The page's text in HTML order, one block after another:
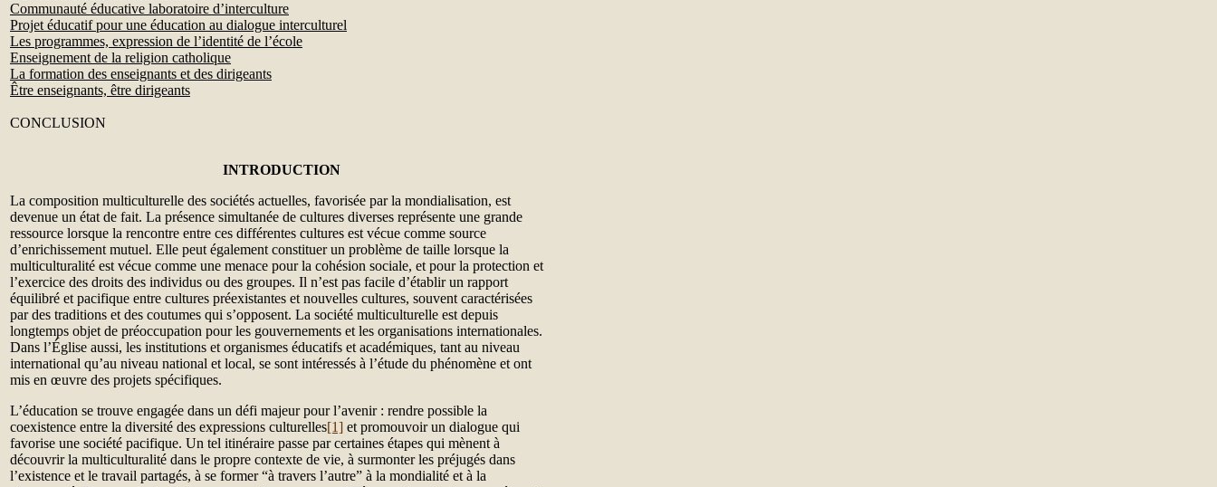
Communauté éducative laboratoire d’interculture
Projet éducatif pour une éducation au dialogue interculturel
Les programmes, expression de l’identité de l’école
Enseignement de la religion catholique
La formation des enseignants et des dirigeants
Être enseignants, être dirigeants
CONCLUSION
INTRODUCTION
La composition multiculturelle des sociétés actuelles, favorisée par la mondialisation, est
devenue un état de fait. La présence simultanée de cultures diverses représente une grande
ressource lorsque la rencontre entre ces différentes cultures est vécue comme source
d’enrichissement mutuel. Elle peut également constituer un problème de taille lorsque la
multiculturalité est vécue comme une menace pour la cohésion sociale, et pour la protection et
l’exercice des droits des individus ou des groupes. Il n’est pas facile d’établir un rapport
équilibré et pacifique entre cultures préexistantes et nouvelles cultures, souvent caractérisées
par des traditions et des coutumes qui s’opposent. La société multiculturelle est depuis
longtemps objet de préoccupation pour les gouvernements et les organisations internationales.
Dans l’Église aussi, les institutions et organismes éducatifs et académiques, tant au niveau
international qu’au niveau national et local, se sont intéressés à l’étude du phénomène et ont
mis en œuvre des projets spécifiques.
L’éducation se trouve engagée dans un défi majeur pour l’avenir : rendre possible la
coexistence entre la diversité des expressions culturelles[1] et promouvoir un dialogue qui
favorise une société pacifique. Un tel itinéraire passe par certaines étapes qui mènent à
découvrir la multiculturalité dans le propre contexte de vie, à surmonter les préjugés dans
l’existence et le travail partagés, à se former “à travers l’autre” à la mondialité et à la